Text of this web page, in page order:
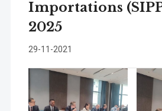
Importations
2025
29-11-2021